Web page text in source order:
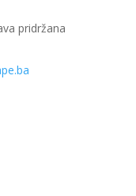
pridržana